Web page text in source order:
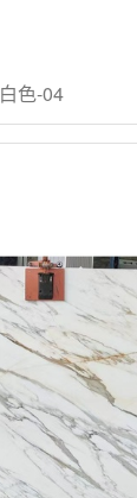
白色-04